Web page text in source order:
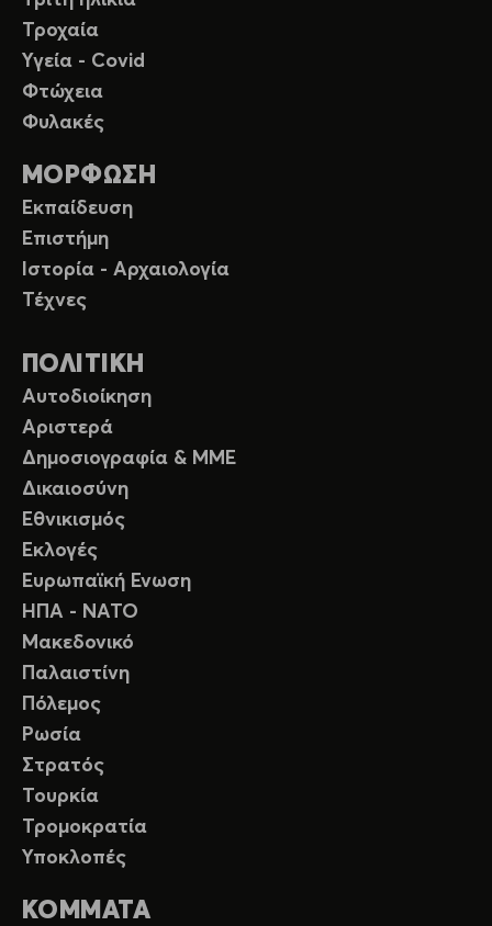
Τροχαία
Υγεία - Covid
Φτώχεια
Φυλακές
ΜΟΡΦΩΣΗ
Εκπαίδευση
Επιστήμη
Ιστορία - Αρχαιολογία
Τέχνες
ΠΟΛΙΤΙΚΗ
Αυτοδιοίκηση
Αριστερά
Δημοσιογραφία & ΜΜΕ
Δικαιοσύνη
Εθνικισμός
Εκλογές
Ευρωπαϊκή Ενωση
ΗΠΑ - ΝΑΤΟ
Μακεδονικό
Παλαιστίνη
Πόλεμος
Ρωσία
Στρατός
Τουρκία
Τρομοκρατία
Υποκλοπές
ΚΟΜΜΑΤΑ